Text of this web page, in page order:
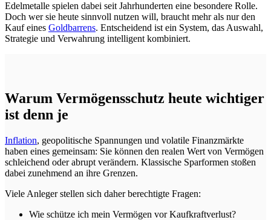
Edelmetalle spielen dabei seit Jahrhunderten eine besondere Rolle.
Doch wer sie heute sinnvoll nutzen will, braucht mehr als nur den
Kauf eines Goldbarrens. Entscheidend ist ein System, das Auswahl,
Strategie und Verwahrung intelligent kombiniert.
Warum Vermögensschutz heute wichtiger
ist denn je
Inflation, geopolitische Spannungen und volatile Finanzmärkte
haben eines gemeinsam: Sie können den realen Wert von Vermögen
schleichend oder abrupt verändern. Klassische Sparformen stoßen
dabei zunehmend an ihre Grenzen.
Viele Anleger stellen sich daher berechtigte Fragen:
Wie schütze ich mein Vermögen vor Kaufkraftverlust?